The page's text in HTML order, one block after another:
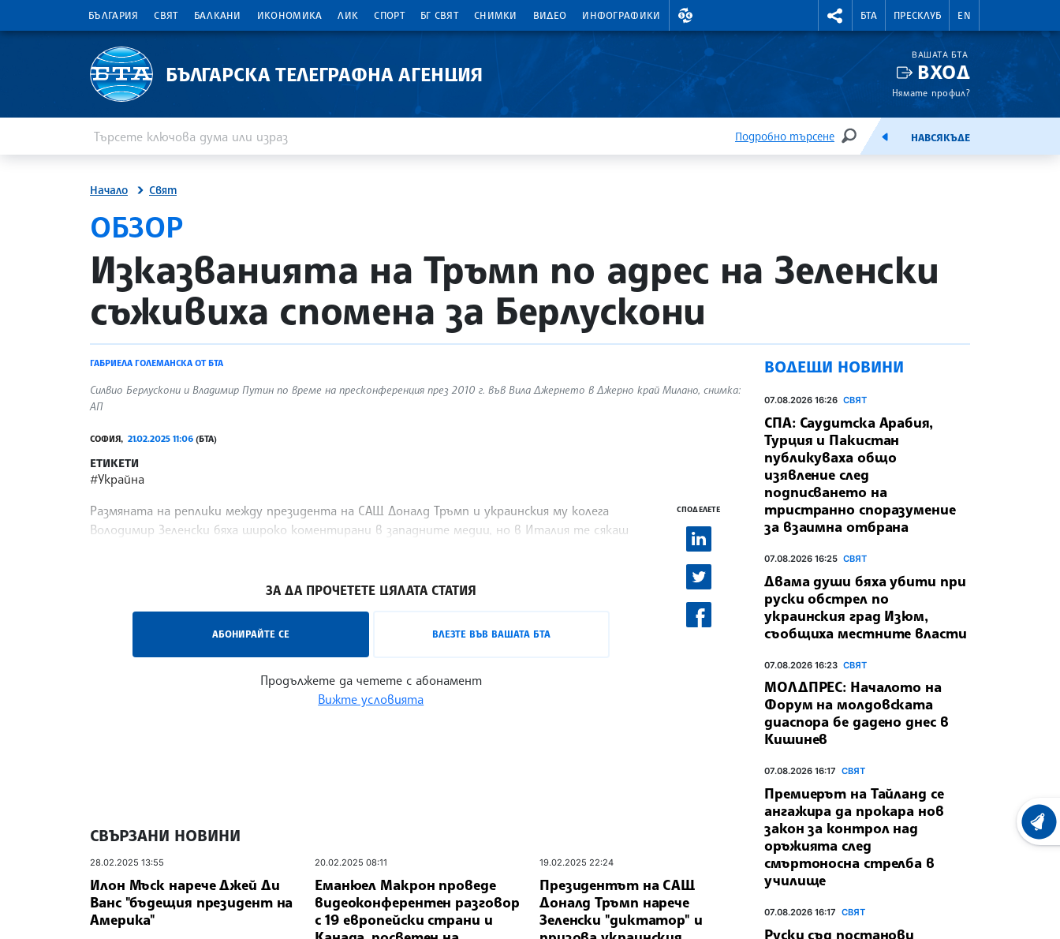
БЪЛГАРИЯ СВЯТ БАЛКАНИ ИКОНОМИКА ЛИК СПОРТ БГ СВЯТ СНИМКИ ВИДЕО ИНФОГРАФИКИ
ВАЛУТНИ КУРСОВЕ RIGHTMENU.SOCIAL
БТА ПРЕСКЛУБ EN
БЪЛГАРСКА ТЕЛЕГРАФНА АГЕНЦИЯ
ВАШАТА БТА
ВХОД
Нямате профил?
Подробно търсене
ТЪРСЕНЕЕМИСИЯНАВСЯКЪДЕ
Начало Свят
ОБЗОР
site.bta
Изказванията на Тръмп по адрес на Зеленски
съживиха спомена за Берлускони
ГАБРИЕЛА ГОЛЕМАНСКА ОТ БТА
Силвио Берлускони и Владимир Путин по време на пресконференция през 2010 г. във Вила Джернето в Джерно край Милано, снимка:
АП
СОФИЯ, 21.02.2025 11:06 (БТА)
ЕТИКЕТИ
#Украйна
Размяната на реплики между президента на САЩ Доналд Тръмп и украинския му колега
Володимир Зеленски бяха широко коментирани в западните медии, но в Италия те сякаш
ЗА ДА ПРОЧЕТЕТЕ ЦЯЛАТА СТАТИЯ
АБОНИРАЙТЕ СЕ ВЛЕЗТЕ ВЪВ ВАШАТА БТА
Продължете да четете с абонамент
Вижте условията
СПОДЕЛЕТЕ
СВЪРЗАНИ НОВИНИ
28.02.2025 13:55
Илон Мъск нарече Джей Ди
Ванс "бъдещия президент на
Америка"
20.02.2025 08:11
Еманюел Макрон проведе
видеоконферентен разговор
с 19 европейски страни и
19.02.2025 22:24
Президентът на САЩ
Доналд Тръмп нарече
Зеленски "диктатор" и
ВОДЕЩИ НОВИНИ
07.08.2026 16:26 СВЯТ
СПА: Саудитска Арабия,
Турция и Пакистан
публикуваха общо
изявление след
подписването на
тристранно споразумение
за взаимна отбрана
07.08.2026 16:25 СВЯТ
Двама души бяха убити при
руски обстрeл по
украинския град Изюм,
съобщиха местните власти
07.08.2026 16:23 СВЯТ
МОЛДПРЕС: Началото на
Форум на молдовската
диаспора бе дадено днес в
Кишинев
07.08.2026 16:17 СВЯТ
Премиерът на Тайланд се
ангажира да прокара нов
закон за контрол над
оръжията след
смъртоносна стрелба в
училище
07.08.2026 16:17 СВЯТ
Руски съд постанови